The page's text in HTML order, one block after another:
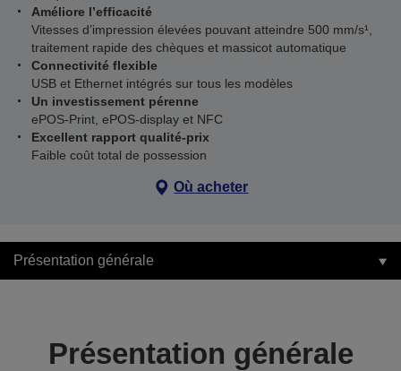
Améliore l’efficacité
Vitesses d’impression élevées pouvant atteindre 500 mm/s¹,
traitement rapide des chèques et massicot automatique
Connectivité flexible
USB et Ethernet intégrés sur tous les modèles
Un investissement pérenne
ePOS-Print, ePOS-display et NFC
Excellent rapport qualité-prix
Faible coût total de possession
Où acheter
Présentation générale
Présentation générale